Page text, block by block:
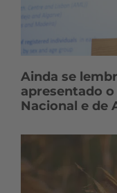
Ainda se
apresentado
Nacional e de